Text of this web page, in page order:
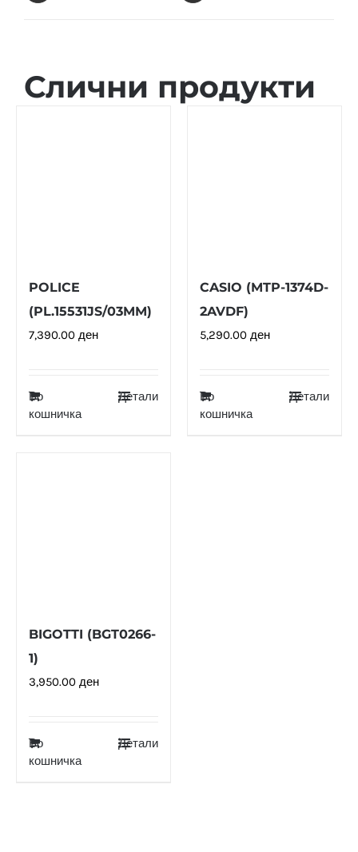
Слични продукти
POLICE
(PL.15531JS/03MM)
7,390.00 ден
Во
кошничка
Детали
CASIO (MTP-1374D-
2AVDF)
5,290.00 ден
Во
кошничка
Детали
BIGOTTI (BGT0266-
1)
3,950.00 ден
Во
кошничка
Детали